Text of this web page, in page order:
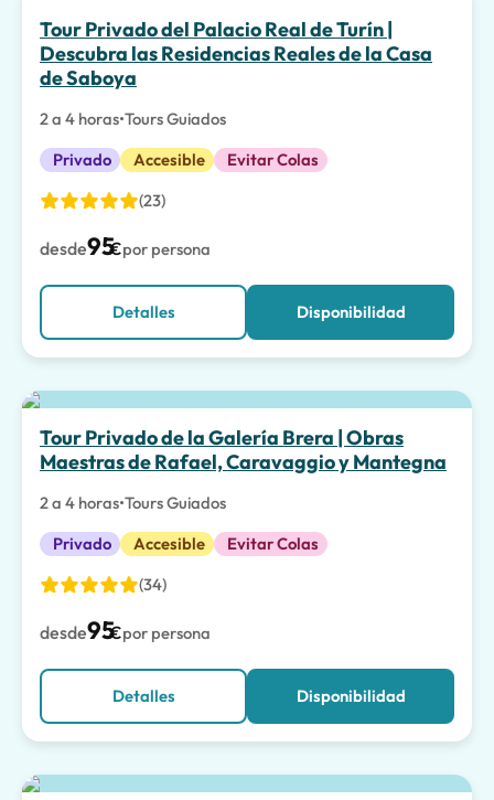
Tour Privado del Palacio Real de Turín |
Descubra las Residencias Reales de la Casa
de Saboya
2 a 4 horas•Tours Guiados
Privado
Accesible
Evitar Colas
(23)
desde95€por persona
Detalles Disponibilidad
Tour Privado de la Galería Brera | Obras
Maestras de Rafael, Caravaggio y Mantegna
2 a 4 horas•Tours Guiados
Privado
Accesible
Evitar Colas
(34)
desde95€por persona
Detalles Disponibilidad